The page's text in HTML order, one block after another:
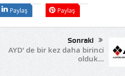
Paylaş Paylaş
Sonraki
AYD’ de bir kez daha birinci
olduk…